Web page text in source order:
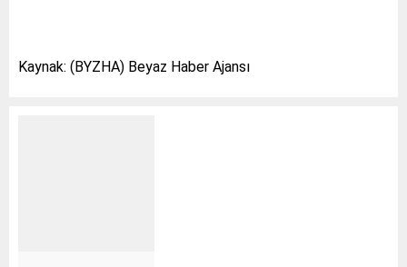
Kaynak: (BYZHA) Beyaz Haber Ajansı